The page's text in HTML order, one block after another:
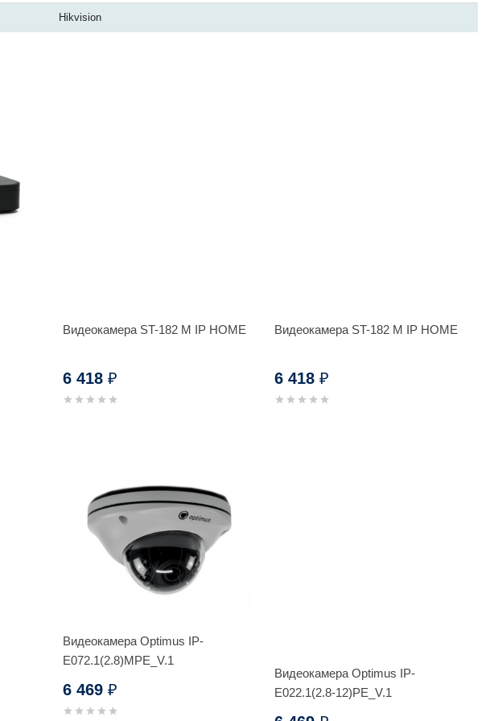
Hikvision
Видеокамера ST-182 M IP HOME
6 418₽
Видеокамера ST-182 M IP HOME
6 418₽
Видеокамера Optimus IP-
E072.1(2.8)MPE_V.1
6 469₽
Видеокамера Optimus IP-
E022.1(2.8-12)PE_V.1